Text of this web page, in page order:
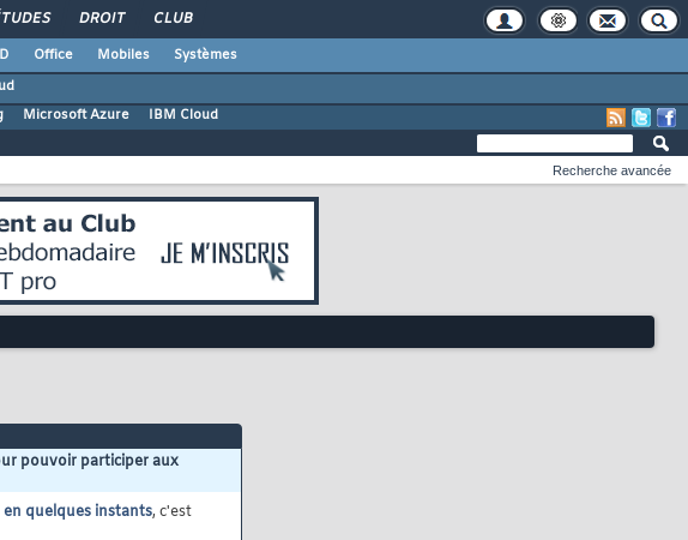
DROIT CLUB
Office Mobiles
Systèmes
Microsoft Azure IBM Cloud
Recherche avancée
pouvoir participer aux
en quelques instants, c'est